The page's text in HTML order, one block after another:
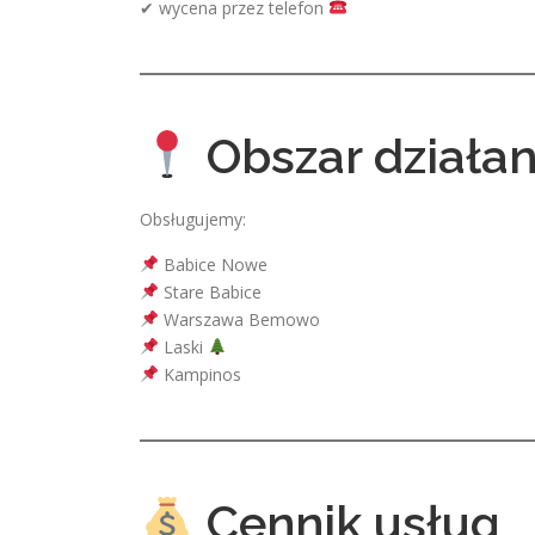
✔ wycena przez telefon
Obszar
Obsługujemy:
Babice Nowe
Stare Babice
Warszawa Bemowo
Laski
Kampinos
Cennik usług